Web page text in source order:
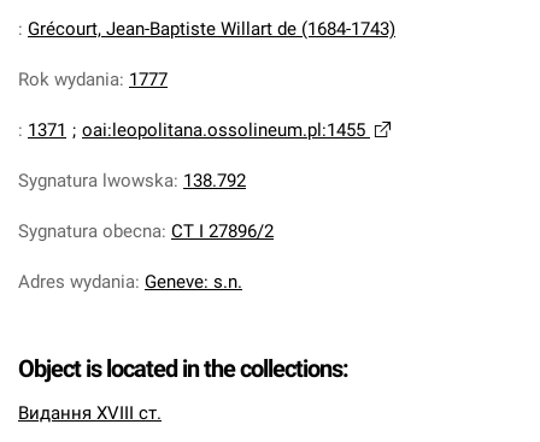
: Grécourt, Jean-Baptiste Willart de (1684-1743)
Rok wydania: 1777
: 1371 ; oai:leopolitana.ossolineum.pl:1455
Sygnatura lwowska: 138.792
Sygnatura obecna: CT I 27896/2
Adres wydania: Geneve: s.n.
Object is located in the collections:
Видання XVIII ст.